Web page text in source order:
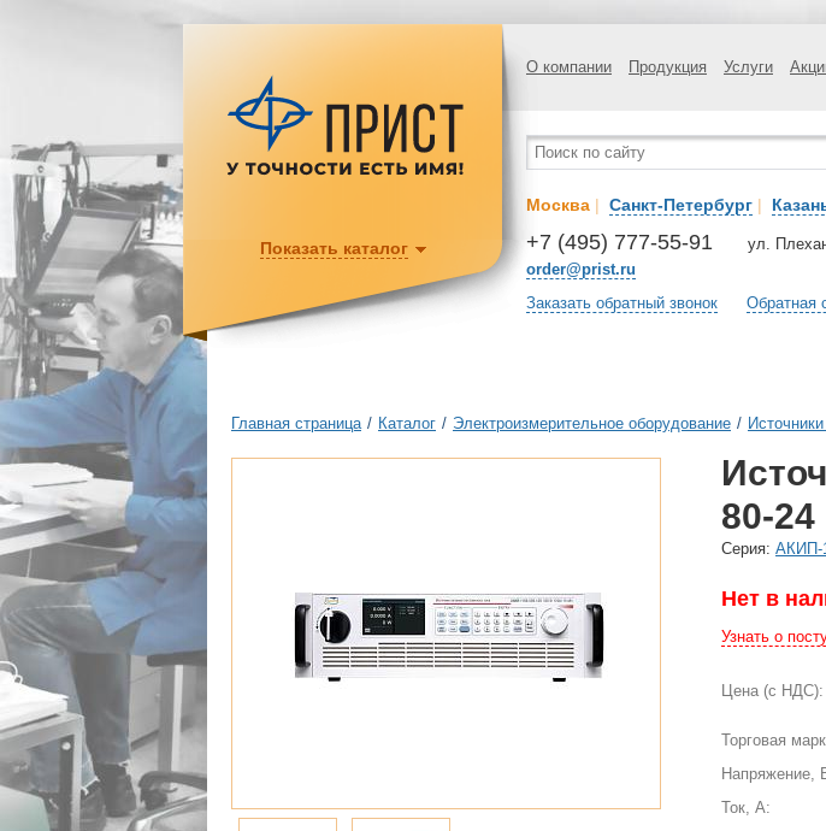
О компании Продукция Услуги
Москва | Санкт-Петербург |
+7 (495) 777-55-91
order@prist.ru
ул.
Заказать обратный звонок Обратная
Показать каталог
Главная страница / Каталог / Электроизмерительное оборудование /
80-24
Cерия: АКИП-
Нет в
Узнать о
Цена (с НДС):
Торговая
Напряжение,
Ток, А: